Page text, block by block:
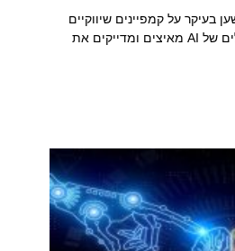
בעיקר על קמפיינים שיווקיים
וגאוות יחידה אורגנית, כיום, כלים של AI מאיצים ומדייקים את